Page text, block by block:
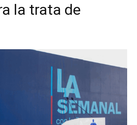
la trata de